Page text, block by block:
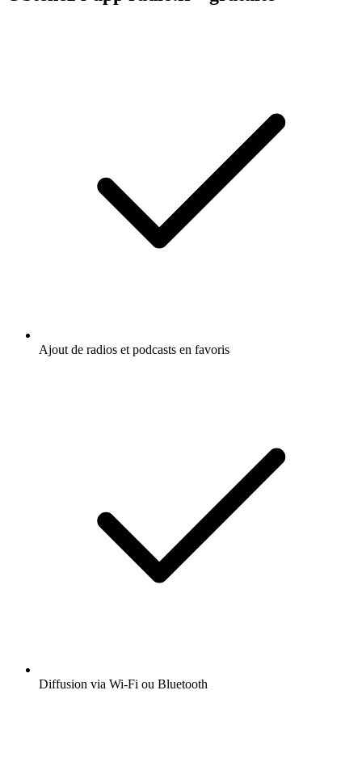
Ajout de radios et podcasts en favoris
Diffusion via Wi-Fi ou Bluetooth